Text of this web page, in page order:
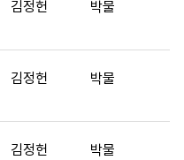
김정헌 박물
김정헌 박물
김정헌 박물